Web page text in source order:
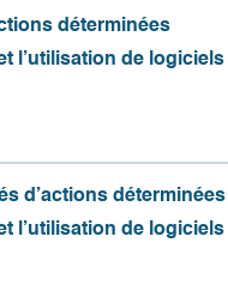
déterminées
l’utilisation de logiciels
d’actions déterminées
l’utilisation de logiciels